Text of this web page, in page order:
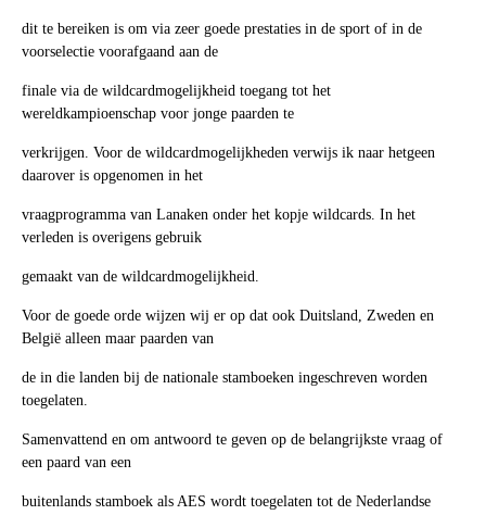
dit te bereiken is om via zeer goede prestaties in de sport of in de
voorselectie voorafgaand aan de
finale via de wildcardmogelijkheid toegang tot het
wereldkampioenschap voor jonge paarden te
verkrijgen. Voor de wildcardmogelijkheden verwijs ik naar hetgeen
daarover is opgenomen in het
vraagprogramma van Lanaken onder het kopje wildcards. In het
verleden is overigens gebruik
gemaakt van de wildcardmogelijkheid.
Voor de goede orde wijzen wij er op dat ook Duitsland, Zweden en
België alleen maar paarden van
de in die landen bij de nationale stamboeken ingeschreven worden
toegelaten.
Samenvattend en om antwoord te geven op de belangrijkste vraag of
een paard van een
buitenlands stamboek als AES wordt toegelaten tot de Nederlandse